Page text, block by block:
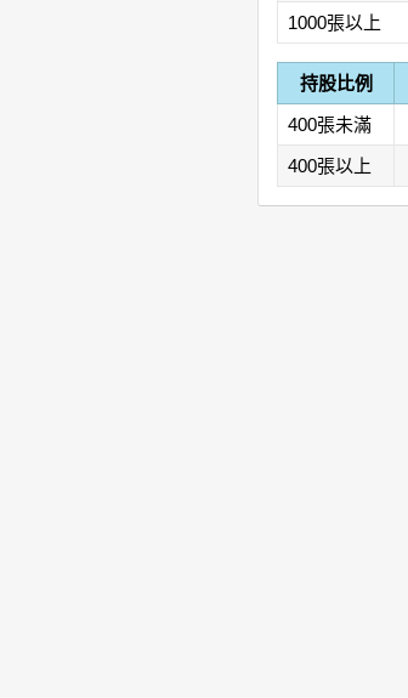
1000張以上
持股比例
400張未滿
400張以上